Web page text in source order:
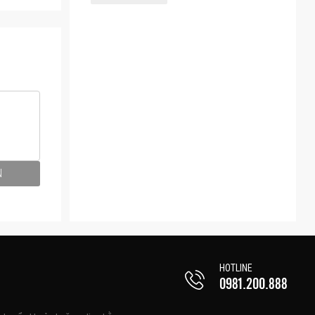
giúp
HOTLINE
0981.200.888